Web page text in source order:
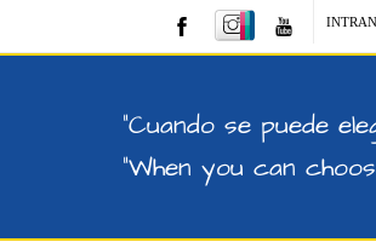
"Cuando se puede
"When you can